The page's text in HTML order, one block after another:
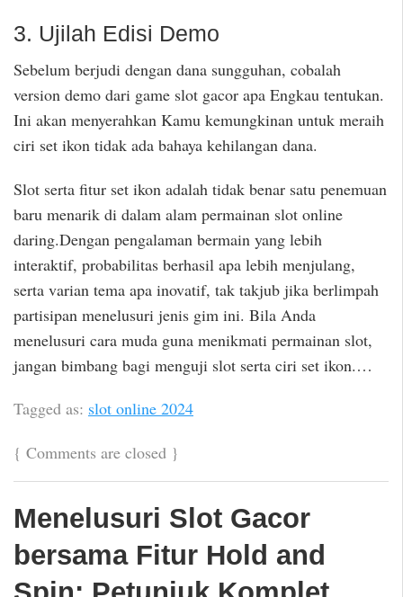
3. Ujilah Edisi Demo
Sebelum berjudi dengan dana sungguhan, cobalah
version demo dari game slot gacor apa Engkau tentukan.
Ini akan menyerahkan Kamu kemungkinan untuk meraih
ciri set ikon tidak ada bahaya kehilangan dana.
Slot serta fitur set ikon adalah tidak benar satu penemuan
baru menarik di dalam alam permainan slot online
daring.Dengan pengalaman bermain yang lebih
interaktif, probabilitas berhasil apa lebih menjulang,
serta varian tema apa inovatif, tak takjub jika berlimpah
partisipan menelusuri jenis gim ini. Bila Anda
menelusuri cara muda guna menikmati permainan slot,
jangan bimbang bagi menguji slot serta ciri set ikon.…
Tagged as: slot online 2024
{ Comments are closed }
Menelusuri Slot Gacor
bersama Fitur Hold and